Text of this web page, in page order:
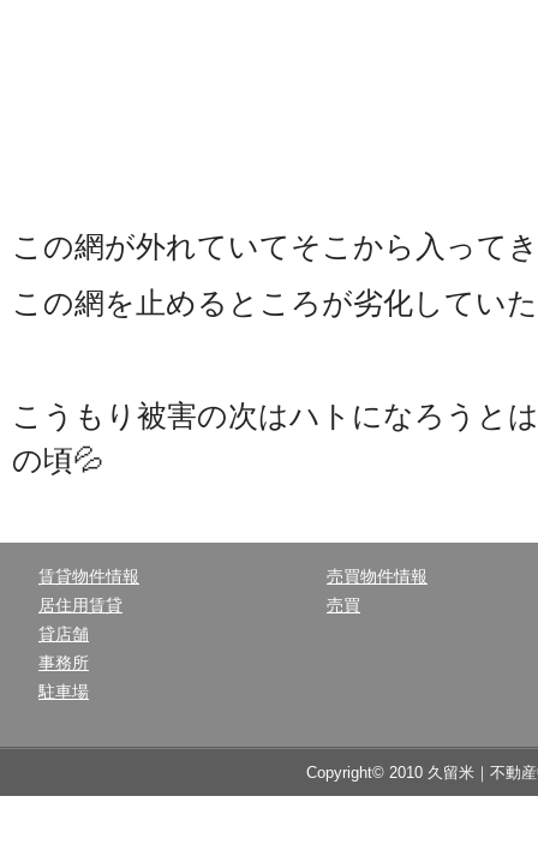
この網が外れていてそこから入って
この網を止めるところが劣化してい
こうもり被害の次はハトになろうと
の頃💦
賃貸物件情報
居住用賃貸
貸店舗
事務所
駐車場
売買物件情報
売買
Copyright© 2010 久留米｜不動